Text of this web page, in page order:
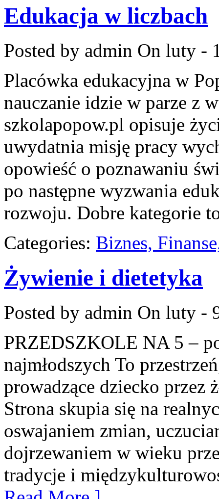
Edukacja w liczbach
Posted by admin On luty -
Placówka edukacyjna w
nauczanie idzie w parze z
szkolapopow.pl opisuje
uwydatnia misję pracy
opowieść o poznawaniu
po następne wyzwania
rozwoju. Dobre kategorie
Categories: Biznes,
Żywienie i dietetyka
Posted by admin On luty -
PRZEDSZKOLE NA 5 –
najmłodszych To
prowadzące dziecko przez
Strona skupia się na
oswajaniem zmian,
dojrzewaniem w wieku
tradycje i